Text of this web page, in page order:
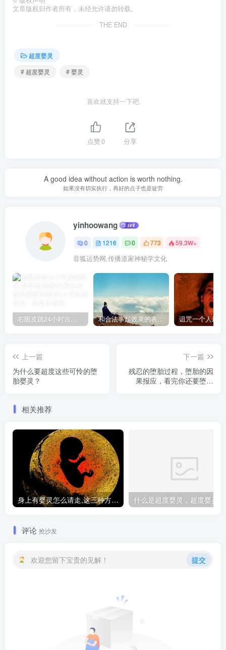
文章版权归作者所有，未经允许请勿转载。
THE END
超度婴灵
# 超度婴灵
# 婴灵
喜欢就支持一下吧
点赞0 分享
A good idea without action is worth nothing.
如果没有切实执行，再好的点子也是徒劳
yinhoowang
0 1216 0 773 59.3W+
音狐运势网,传播道家神秘学文化
右眼皮跳24小时吉凶预兆 和合法事起效果的表现，出现这些就要留意了
上一篇
为什么要超度这些可怜的堕
胎婴灵？
下一篇
残忍的堕胎过程，堕胎的因
果报应，看完你还要堕胎
相关推荐
身上有婴灵怎么请走,这三种方法让你摆脱纠缠
评论 抢沙发
欢迎您留下宝贵的见解！ 提交